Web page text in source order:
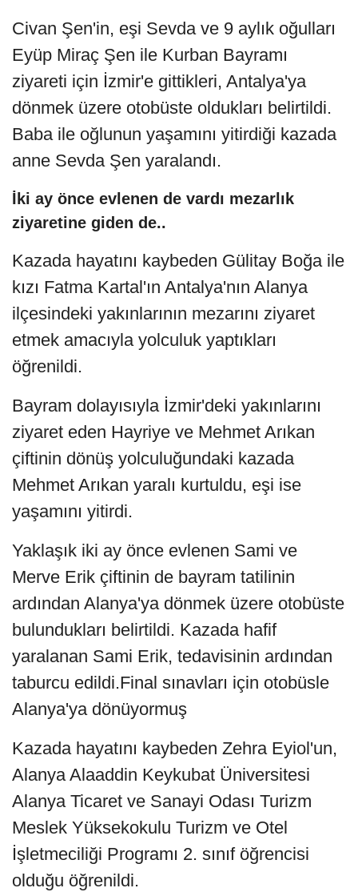
Civan Şen'in, eşi Sevda ve 9 aylık oğulları
Eyüp Miraç Şen ile Kurban Bayramı
ziyareti için İzmir'e gittikleri, Antalya'ya
dönmek üzere otobüste oldukları belirtildi.
Baba ile oğlunun yaşamını yitirdiği kazada
anne Sevda Şen yaralandı.
İki ay önce evlenen de vardı mezarlık
ziyaretine giden de..
Kazada hayatını kaybeden Gülitay Boğa ile
kızı Fatma Kartal'ın Antalya'nın Alanya
ilçesindeki yakınlarının mezarını ziyaret
etmek amacıyla yolculuk yaptıkları
öğrenildi.
Bayram dolayısıyla İzmir'deki yakınlarını
ziyaret eden Hayriye ve Mehmet Arıkan
çiftinin dönüş yolculuğundaki kazada
Mehmet Arıkan yaralı kurtuldu, eşi ise
yaşamını yitirdi.
Yaklaşık iki ay önce evlenen Sami ve
Merve Erik çiftinin de bayram tatilinin
ardından Alanya'ya dönmek üzere otobüste
bulundukları belirtildi. Kazada hafif
yaralanan Sami Erik, tedavisinin ardından
taburcu edildi.Final sınavları için otobüsle
Alanya'ya dönüyormuş
Kazada hayatını kaybeden Zehra Eyiol'un,
Alanya Alaaddin Keykubat Üniversitesi
Alanya Ticaret ve Sanayi Odası Turizm
Meslek Yüksekokulu Turizm ve Otel
İşletmeciliği Programı 2. sınıf öğrencisi
olduğu öğrenildi.